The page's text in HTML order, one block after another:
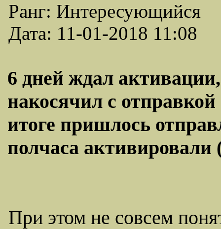
Ранг: Интересующийся
Дата: 11-01-2018 11:08
6 дней ждал
накосячил с
итоге пришлось
полчаса активировали
При этом не совсем